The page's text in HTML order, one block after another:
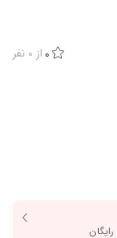
0 از 0 نفر